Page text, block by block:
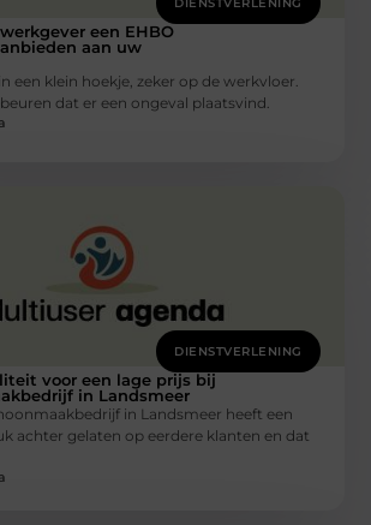
een EHBO
aan uw
een klein hoekje, zeker op de werkvloer.
dat er een ongeval plaatsvind.
DIENSTVERLENING
voor een lage prijs bij
in Landsmeer
in Landsmeer heeft een
achter gelaten op eerdere klanten en dat